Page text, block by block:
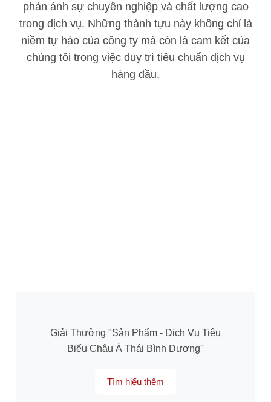
phản ánh sự chuyên nghiệp và chất lượng cao
trong dịch vụ. Những thành tựu này không chỉ là
niềm tự hào của công ty mà còn là cam kết của
chúng tôi trong việc duy trì tiêu chuẩn dịch vụ
hàng đầu.
Giải Thưởng "Sản Phẩm - Dịch Vụ Tiêu
Biểu Châu Á Thái Bình Dương"
Tìm hiểu thêm